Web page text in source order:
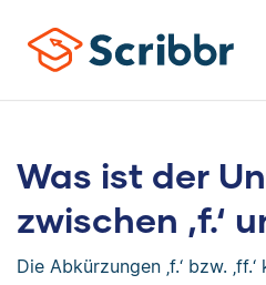
Was ist der
zwischen ‚f.‘
Die Abkürzungen ‚f.‘ bzw.